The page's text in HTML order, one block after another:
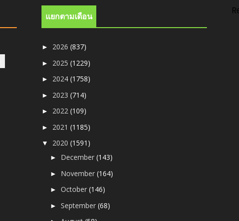
แยกตามเดือน
► 2026(837)
► 2025(1229)
► 2024(1758)
► 2023(714)
► 2022(109)
► 2021(1185)
▼ 2020(1591)
► December(143)
► November(164)
►October(146)
►September(68)